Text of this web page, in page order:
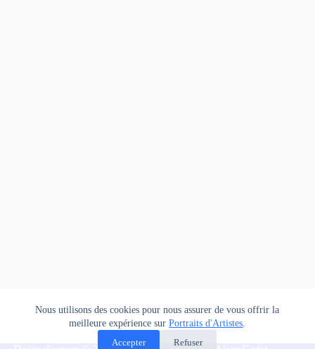
Nous utilisons des cookies pour nous assurer de vous offrir la
meilleure expérience surPortraits d'Artistes.
Accepter
Refuser